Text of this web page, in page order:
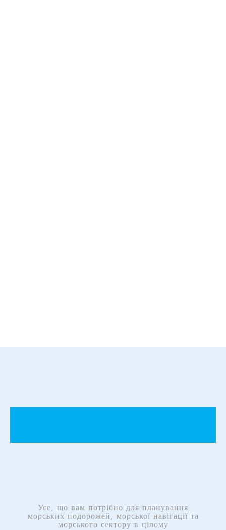
Усе, що вам потрібно для планування
морських подорожей, морської навігації та
морського сектору в цілому